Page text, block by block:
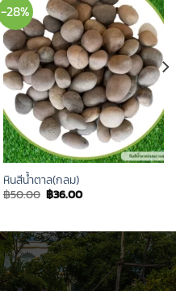
-28%
หินสีน้ำตาล(กลม)
฿50.00 Original
price
฿36.00Current